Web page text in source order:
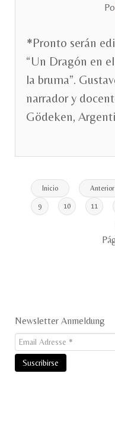
*Pronto serán
“Un Dragón en
la bruma”.
narrador y
Gödeken,
Inicio Anterior
9 10 11
Newsletter Anmeldung